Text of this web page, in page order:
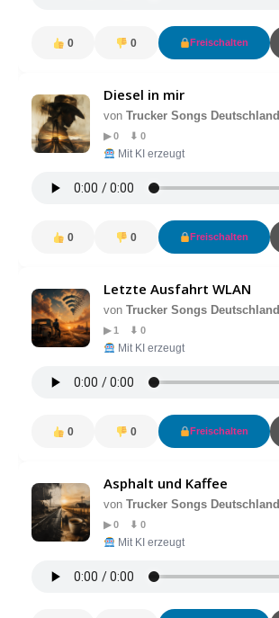
0 0 Freischalten
Diesel in mir
von Trucker Songs Deutschland
▶ 0 ⬇ 0
Mit KI erzeugt
0 0 Freischalten
Letzte Ausfahrt WLAN
von Trucker Songs Deutschland
▶ 1 ⬇ 0
Mit KI erzeugt
0 0 Freischalten
Asphalt und Kaffee
von Trucker Songs Deutschland
▶ 0 ⬇ 0
Mit KI erzeugt